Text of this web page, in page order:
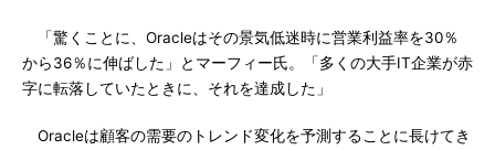
「驚くことに、Oracleはその景気低迷時に営業利益率を30％
から36％に伸ばした」とマーフィー氏。「多くの大手IT企業が赤
字に転落していたときに、それを達成した」
Oracleは顧客の需要のトレンド変化を予測することに長けてき